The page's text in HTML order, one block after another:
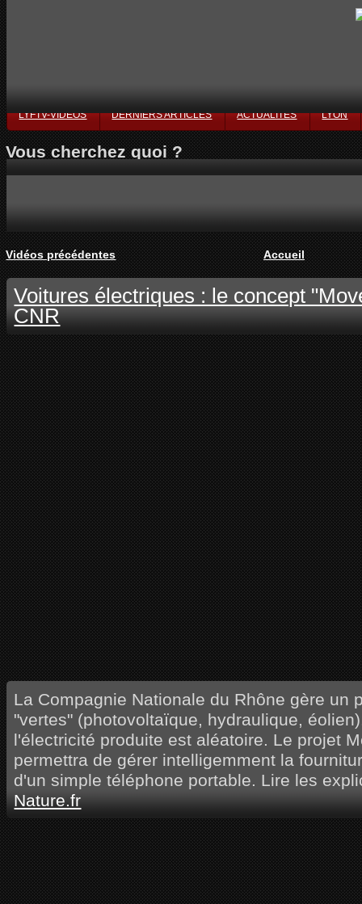
LYFTV-VIDÉOS DERNIERS ARTICLES ACTUALITÉS LYON
Vous cherchez quoi ?
Vidéos précédentes Accueil
Voitures électriques : le concept
CNR
La Compagnie Nationale du Rhône gère un
"vertes" (photovoltaïque, hydraulique,
l'électricité produite est aléatoire. Le projet
permettra de gérer intelligemment la
d'un simple téléphone portable. Lire les
Nature.fr